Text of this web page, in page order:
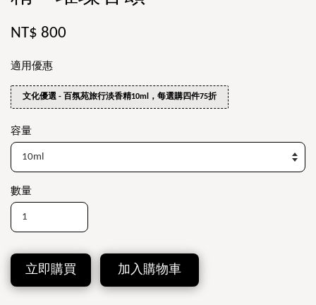
NT$ 800
適用優惠
文化優選 - 百氛苑旅行淡香精10ml，每選購四件75折
容量
數量
立即購買 加入購物車